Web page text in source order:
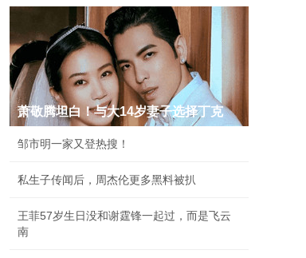
萧敬腾坦白！与大14岁妻子选择丁克
邹市明一家又登热搜！
私生子传闻后，周杰伦更多黑料被扒
王菲57岁生日没和谢霆锋一起过，而是飞云
南